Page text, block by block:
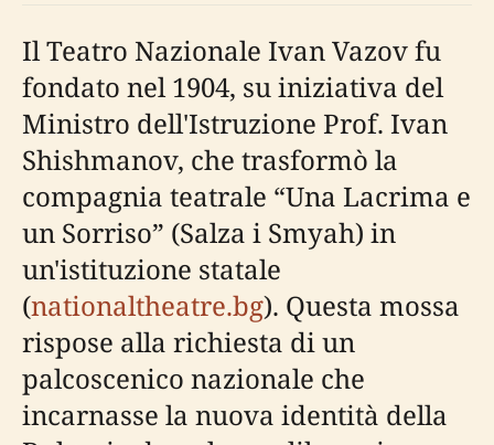
Il Teatro Nazionale Ivan Vazov fu
fondato nel 1904, su iniziativa del
Ministro dell'Istruzione Prof. Ivan
Shishmanov, che trasformò la
compagnia teatrale “Una Lacrima e
un Sorriso” (Salza i Smyah) in
un'istituzione statale
(nationaltheatre.bg). Questa mossa
rispose alla richiesta di un
palcoscenico nazionale che
incarnasse la nuova identità della